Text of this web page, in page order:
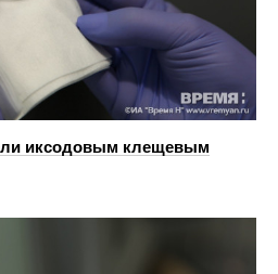
иксодовым клещевым